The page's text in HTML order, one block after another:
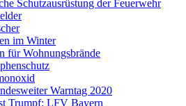
Schutzausrüstung der Feuerwehr
im Winter
für Wohnungsbrände
Warntag 2020
Trumpf: LFV Bayern